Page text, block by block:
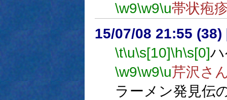
\w9\w9\u帯状疱
15/07/08 21:55 (38)
\t\u\s[10]\h\s[0]
\w9\w9\u芹沢さ
ラーメン発見伝